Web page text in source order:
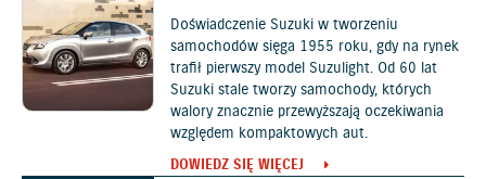
Doświadczenie Suzuki w tworzeniu
samochodów sięga 1955 roku, gdy na rynek
trafił pierwszy model Suzulight. Od 60 lat
Suzuki stale tworzy samochody, których
walory znacznie przewyższają oczekiwania
względem kompaktowych aut.
DOWIEDZ SIĘ WIĘCEJ